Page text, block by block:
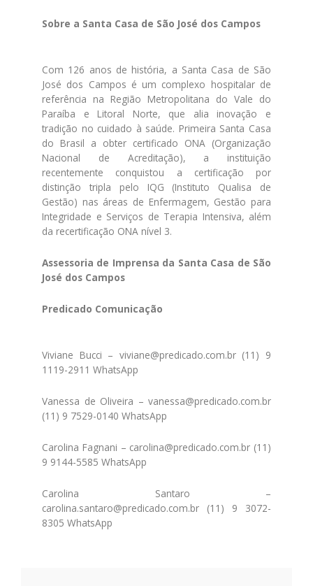
Sobre a Santa Casa de São José dos Campos
Com 126 anos de história, a Santa Casa de São
José dos Campos é um complexo hospitalar de
referência na Região Metropolitana do Vale do
Paraíba e Litoral Norte, que alia inovação e
tradição no cuidado à saúde. Primeira Santa Casa
do Brasil a obter certificado ONA (Organização
Nacional de Acreditação), a instituição
recentemente conquistou a certificação por
distinção tripla pelo IQG (Instituto Qualisa de
Gestão) nas áreas de Enfermagem, Gestão para
Integridade e Serviços de Terapia Intensiva, além
da recertificação ONA nível 3.
Assessoria de Imprensa da Santa Casa de São
José dos Campos
Predicado Comunicação
Viviane Bucci – viviane@predicado.com.br (11) 9
1119-2911 WhatsApp
Vanessa de Oliveira – vanessa@predicado.com.br
(11) 9 7529-0140 WhatsApp
Carolina Fagnani – carolina@predicado.com.br (11)
9 9144-5585 WhatsApp
Carolina Santaro –
carolina.santaro@predicado.com.br (11) 9 3072-
8305 WhatsApp